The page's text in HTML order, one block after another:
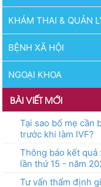
KHÁM THAI & QUẢN
BỆNH XÃ HỘI
NGOẠI KHOA
BÀI VIẾT MỚI
Tại sao bố mẹ cần
trước khi làm IVF?
Thông báo kết quả
lần thứ 15 - năm
Tư vấn thẩm định